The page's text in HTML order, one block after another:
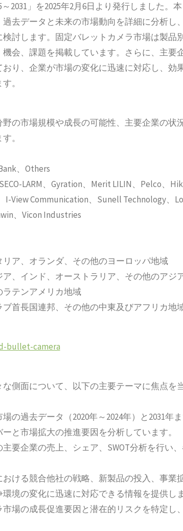
2031」を2025年2月6日より発行しました。本
去データと未来の市場動向を詳細に分析し
討します。固定バレットカメラ市場は製品
会、課題を掲載しています。さらに、主要
り、企業が市場の変化に迅速に対応し、効
。
の市場規模や成長の可能性、主要企業の状
。
、Others
LARM、Gyration、Merit LILIN、Pelco、
View Communication、Sunell Technology、
、Vicon Industries
ア、オランダ、その他のヨーロッパ地域
、インド、オーストラリア、その他のアジ
テンアメリカ地域
首長国連邦、その他の中東及びアフリカ地
bullet-camera
側面について、以下の主要テーマに焦点を
の過去データ（2020年～2024年）と2031年
と市場拡大の推進要因を分析しています。
要企業の売上、シェア、SWOT分析を行い
ける競合他社の戦略、新製品の投入、事業
境の変化に迅速に対応できる情報を提供しま
場の成長促進要因と潜在的リスクを特定し